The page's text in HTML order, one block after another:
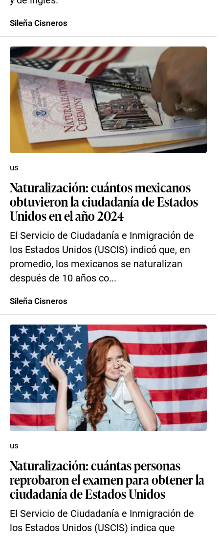
Sileña Cisneros
Naturalización: cuántos mexicanos
obtuvieron la ciudadanía de Estados
Unidos en el año 2024
El Servicio de Ciudadanía e Inmigración de
los Estados Unidos (USCIS) indicó que, en
promedio, los mexicanos se naturalizan
después de 10 años co...
us
Sileña Cisneros
Naturalización: cuántas personas
reprobaron el examen para obtener la
ciudadanía de Estados Unidos
El Servicio de Ciudadanía e Inmigración de
los Estados Unidos (USCIS) indica que
us